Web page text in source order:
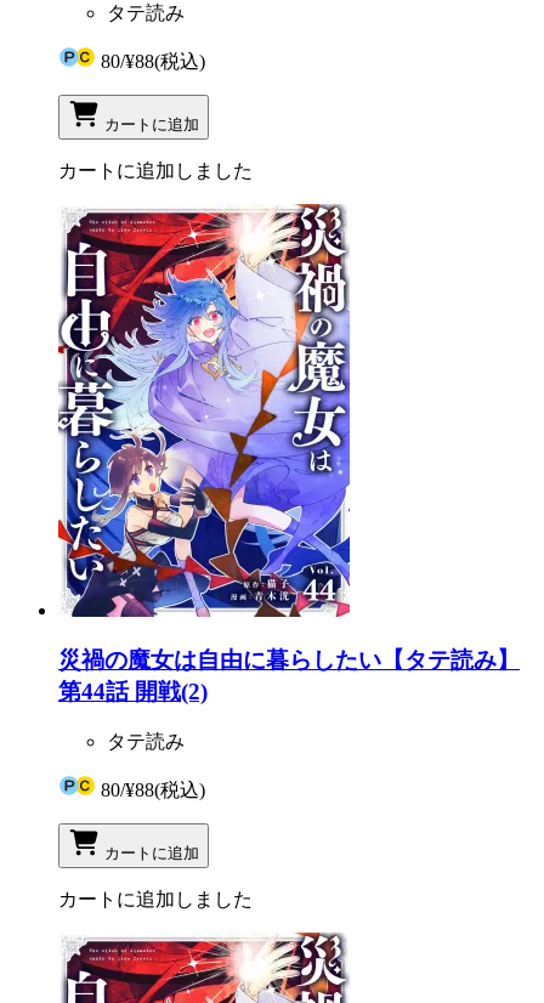
タテ読み
80/¥88(税込)
カートに追加
カートに追加しました
災禍の魔女は自由に暮らしたい【タテ読み】
第44話 開戦(2)
タテ読み
80/¥88(税込)
カートに追加
カートに追加しました